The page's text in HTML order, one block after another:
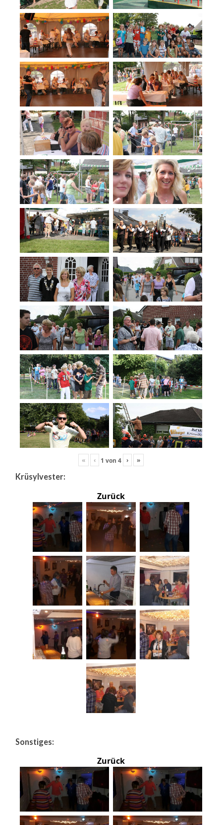
« ‹ 1 von 4 › »
Krüsylvester:
Zurück
Sonstiges:
Zurück